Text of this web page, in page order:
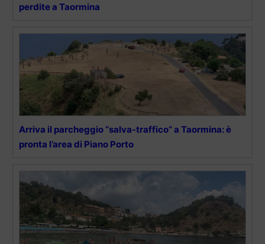
perdite a Taormina
Arriva il parcheggio “salva-traffico” a Taormina: è
pronta l’area di Piano Porto